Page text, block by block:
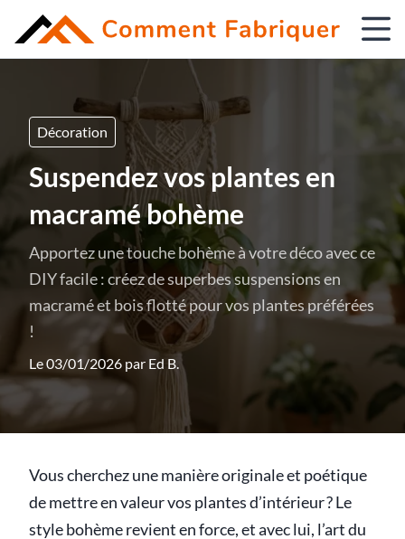
Décoration
Suspendez vos plantes en
macramé bohème
Apportez une touche bohème à votre déco avec ce
DIY facile : créez de superbes suspensions en
macramé et bois flotté pour vos plantes préférées
!
Le 03/01/2026 par Ed B.
Vous cherchez une manière originale et poétique
de mettre en valeur vos plantes d’intérieur ? Le
style bohème revient en force, et avec lui, l’art du